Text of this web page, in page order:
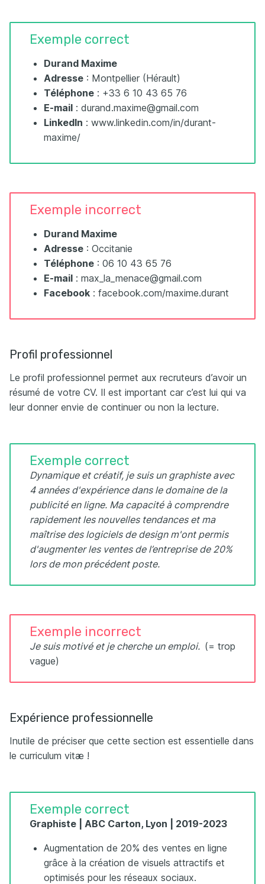
Exemple correct
Durand Maxime
Adresse : Montpellier (Hérault)
Téléphone : +33 6 10 43 65 76
E-mail : durand.maxime@gmail.com
LinkedIn : www.linkedin.com/in/durant-
maxime/
Exemple incorrect
Durand Maxime
Adresse : Occitanie
Téléphone : 06 10 43 65 76
E-mail : max_la_menace@gmail.com
Facebook : facebook.com/maxime.durant
Profil professionnel
Le profil professionnel permet aux recruteurs d’avoir un
résumé de votre CV. Il est important car c’est lui qui va
leur donner envie de continuer ou non la lecture.
Exemple correct
Dynamique et créatif, je suis un graphiste avec
4 années d'expérience dans le domaine de la
publicité en ligne. Ma capacité à comprendre
rapidement les nouvelles tendances et ma
maîtrise des logiciels de design m'ont permis
d'augmenter les ventes de l’entreprise de 20%
lors de mon précédent poste.
Exemple incorrect
Je suis motivé et je cherche un emploi. (= trop
vague)
Expérience professionnelle
Inutile de préciser que cette section est essentielle dans
le curriculum vitæ !
Exemple correct
Graphiste | ABC Carton, Lyon | 2019-2023
Augmentation de 20% des ventes en ligne
grâce à la création de visuels attractifs et
optimisés pour les réseaux sociaux.